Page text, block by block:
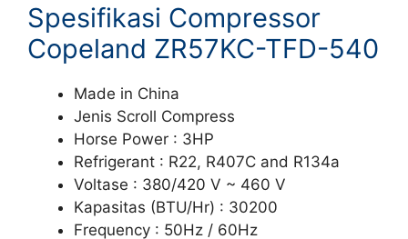
Spesifikasi Compressor
Copeland ZR57KC-TFD-540
Made in China
Jenis Scroll Compress
Horse Power : 3HP
Refrigerant : R22, R407C and R134a
Voltase : 380/420 V ~ 460 V
Kapasitas (BTU/Hr) : 30200
Frequency : 50Hz / 60Hz